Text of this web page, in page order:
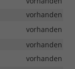
vorhanden
vorhanden
vorhanden
vorhanden